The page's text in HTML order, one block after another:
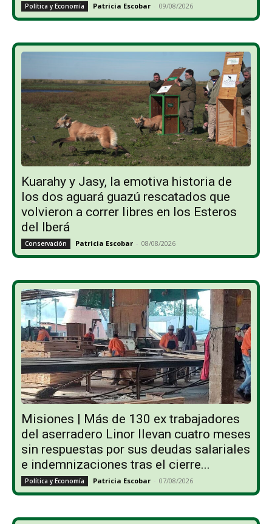
Política y Economía Patricia Escobar - 09/08/2026
Kuarahy y Jasy, la emotiva historia de
los dos aguará guazú rescatados que
volvieron a correr libres en los Esteros
del Iberá
Conservación Patricia Escobar - 08/08/2026
Misiones | Más de 130 ex trabajadores
del aserradero Linor llevan cuatro meses
sin respuestas por sus deudas salariales
e indemnizaciones tras el cierre...
Política y Economía Patricia Escobar - 07/08/2026